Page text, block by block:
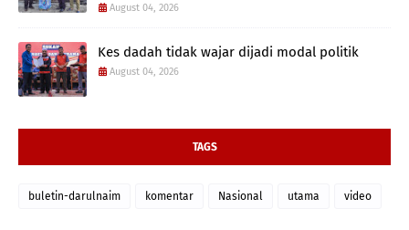
August 04, 2026
Kes dadah tidak wajar dijadi modal politik
August 04, 2026
TAGS
buletin-darulnaim komentar Nasional utama video